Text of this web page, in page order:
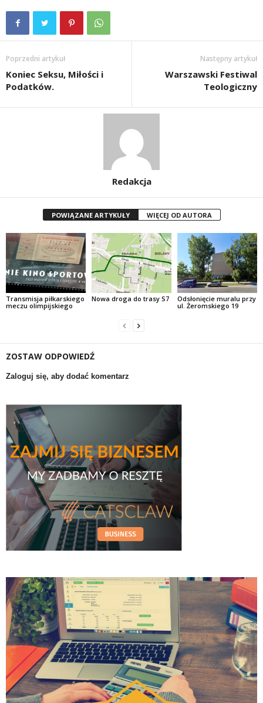
Poprzedni artykuł
Koniec Seksu, Miłości i
Podatków.
Następny artykuł
Warszawski Festiwal
Teologiczny
Redakcja
POWIĄZANE ARTYKUŁY WIĘCEJ OD AUTORA
Transmisja piłkarskiego
meczu olimpijskiego
Nowa droga do trasy S7
Odsłonięcie muralu przy
ul. Żeromskiego 19
ZOSTAW ODPOWIEDŹ
Zaloguj się, aby dodać komentarz